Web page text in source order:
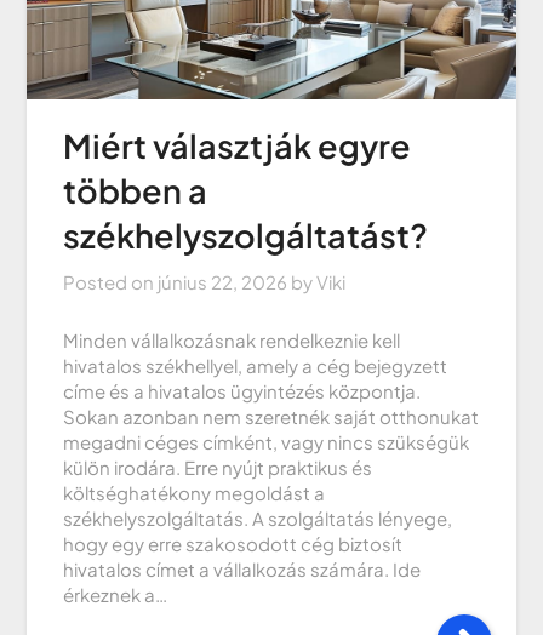
Miért választják egyre
többen a
székhelyszolgáltatást?
Posted on június 22, 2026 byViki
Minden vállalkozásnak rendelkeznie kell
hivatalos székhellyel, amely a cég bejegyzett
címe és a hivatalos ügyintézés központja.
Sokan azonban nem szeretnék saját otthonukat
megadni céges címként, vagy nincs szükségük
külön irodára. Erre nyújt praktikus és
költséghatékony megoldást a
székhelyszolgáltatás. A szolgáltatás lényege,
hogy egy erre szakosodott cég biztosít
hivatalos címet a vállalkozás számára. Ide
érkeznek a…